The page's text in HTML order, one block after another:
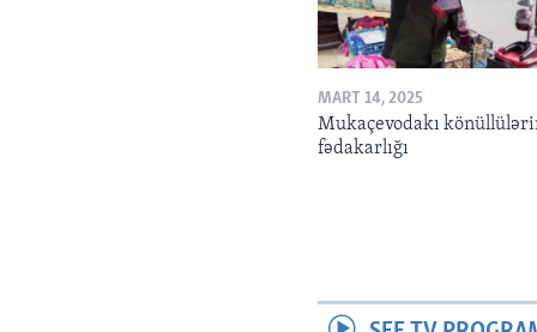
MART 14, 2025
Mukaçevodakı
fədakarlığı